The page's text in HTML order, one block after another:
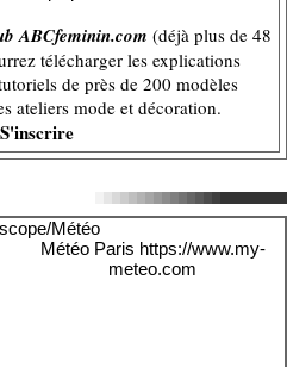
ABCfeminin.com (déjà plus de 48
télécharger les explications
de près de 200 modèles
ateliers mode et décoration.
S'inscrire
Météo Paris https://www.my-
meteo.com